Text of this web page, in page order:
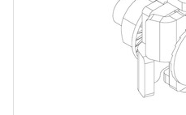
geral@luxivo.pt